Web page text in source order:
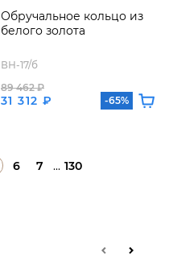
Обручальное кольцо из
белого золота
ВН-17/б
31 312 ₽
89 462 ₽
-65%
6 7 ... 130